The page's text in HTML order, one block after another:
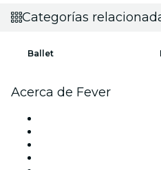
Categorías
Ballet
Acerca de Fever